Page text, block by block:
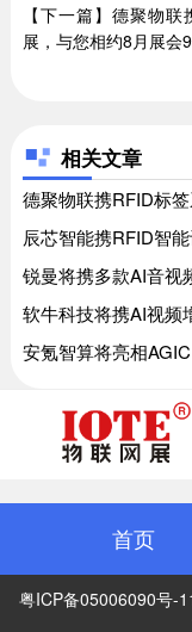
【下一篇】德聚物
展，与您相约8月展会
相关文章
首页
粤ICP备05006090号-